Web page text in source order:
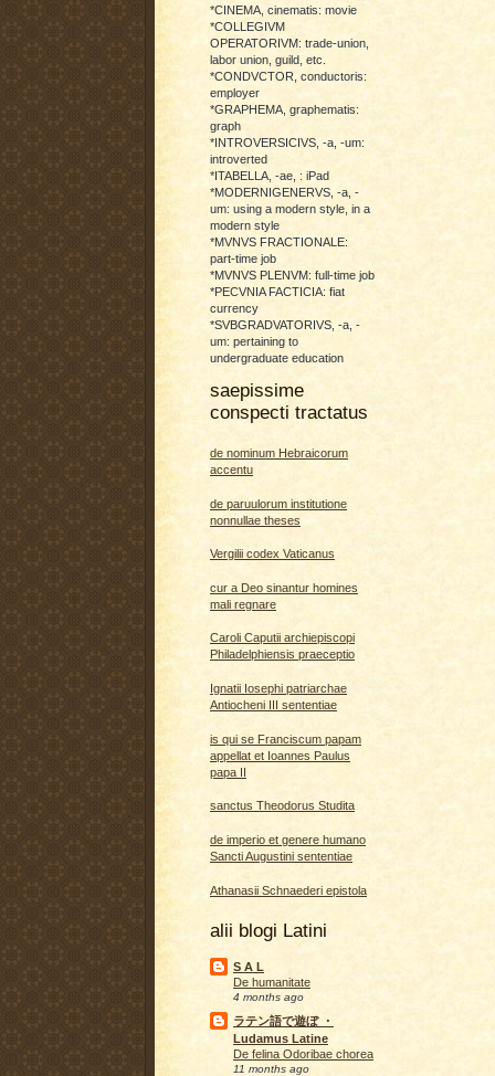
*CINEMA, cinematis: movie
*COLLEGIVM
OPERATORIVM: trade-union,
labor union, guild, etc.
*CONDVCTOR, conductoris:
employer
*GRAPHEMA, graphematis:
graph
*INTROVERSICIVS, -a, -um:
introverted
*ITABELLA, -ae, : iPad
*MODERNIGENERVS, -a, -
um: using a modern style, in a
modern style
*MVNVS FRACTIONALE:
part-time job
*MVNVS PLENVM: full-time job
*PECVNIA FACTICIA: fiat
currency
*SVBGRADVATORIVS, -a, -
um: pertaining to
undergraduate education
saepissime
conspecti tractatus
de nominum Hebraicorum
accentu
de paruulorum institutione
nonnullae theses
Vergilii codex Vaticanus
cur a Deo sinantur homines
mali regnare
Caroli Caputii archiepiscopi
Philadelphiensis praeceptio
Ignatii Iosephi patriarchae
Antiocheni III sententiae
is qui se Franciscum papam
appellat et Ioannes Paulus
papa II
sanctus Theodorus Studita
de imperio et genere humano
Sancti Augustini sententiae
Athanasii Schnaederi epistola
alii blogi Latini
S A L
De humanitate
4 months ago
ラテン語で遊ぼ ・
Ludamus Latine
De felina Odoribae chorea
11 months ago